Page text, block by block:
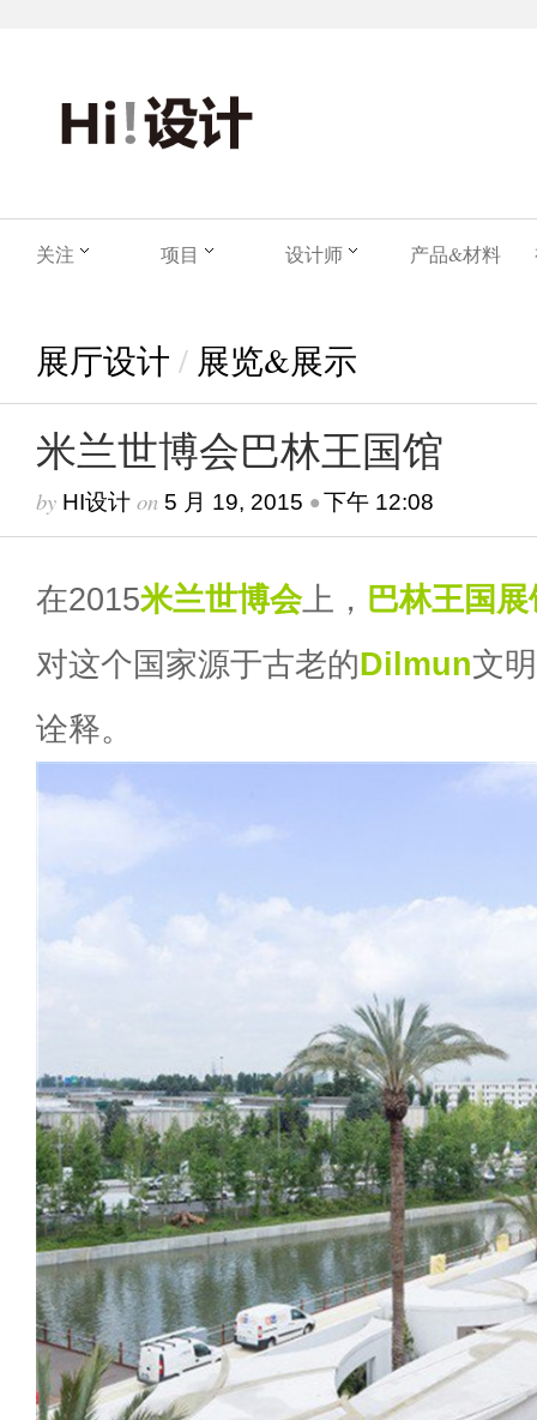
关注 项目 设计师 产品&材料
展厅设计 / 展览&展示
米兰世博会巴林王国馆
by HI设计 on 5 月 19, 2015 •下午 12:08
在2015米兰世博会上， 巴林王国
对这个国家源于古老的Dilmun文
诠释。